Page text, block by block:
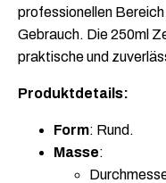
professionellen
Gebrauch. Die 250ml
praktische und
Produktdetails:
Form: Rund.
Masse: